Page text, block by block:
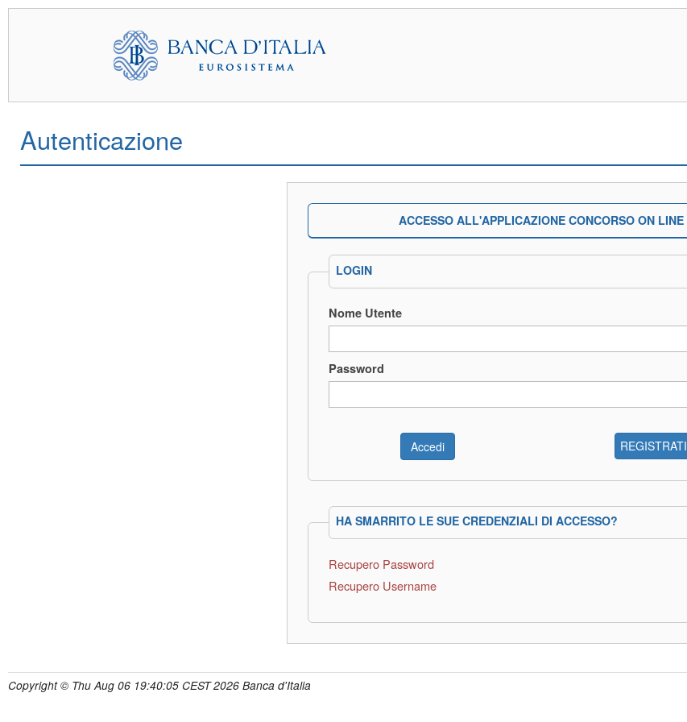
Autenticazione
ACCESSO ALL'APPLICAZIONE CONCORSO ON LINE
LOGIN
Nome Utente
Password
REGISTRATI
HA SMARRITO LE SUE CREDENZIALI DI ACCESSO?
Recupero Password
Recupero Username
Copyright © Thu Aug 06 19:40:05 CEST 2026 Banca d'Italia